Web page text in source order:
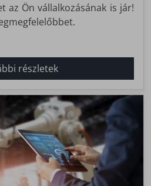
az Ön vállalkozásának is jár!
részletek